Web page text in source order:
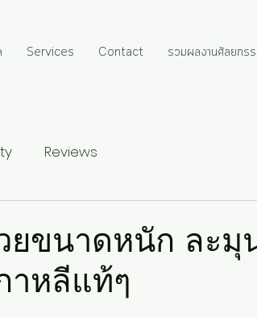
Services Contact รวมผลงานศัลยกร
Reviews
ยขนาดหนัก ละ
าหลีแท้ๆ